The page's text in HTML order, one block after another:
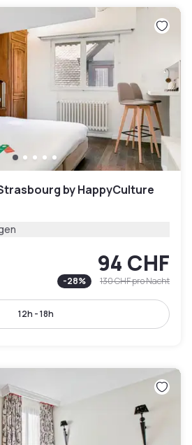
by HappyCulture
94 CHF
-28% 130 CHFpro Nacht
12h - 18h